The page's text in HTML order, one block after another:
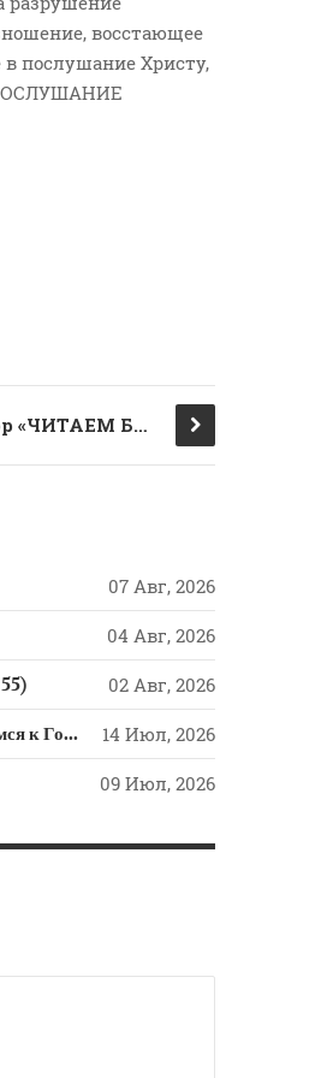
восстающее
послушание Христу,
Краткий обзор «ЧИТАЕМ БИБЛИЮ ВМЕСТЕ – ЗА ОДИН ГОД!»; за 28 апреля – 4-я Царств 20, 21 главы…
07 Авг, 2026
04 Авг, 2026
02 Авг, 2026
СЛОВО из СЛОВА – «Испытаем, исследуем пути свои и обратимся к Господу» 14 Июл, 2026
09 Июл, 2026